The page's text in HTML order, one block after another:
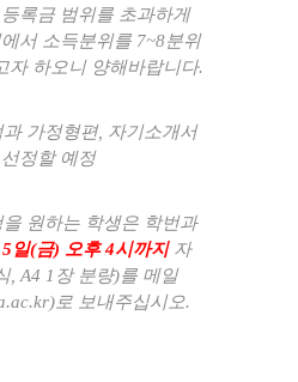
록금 범위를 초과하게
서 소득분위를 7~8분위
자 하오니 양해바랍니다.
과 가정형편, 자기소개서
정할 예정
을 원하는 학생은 학번과
일(금) 오후4시까지 자
, A4 1 장 분량)를 메일
로 보내주십시오.